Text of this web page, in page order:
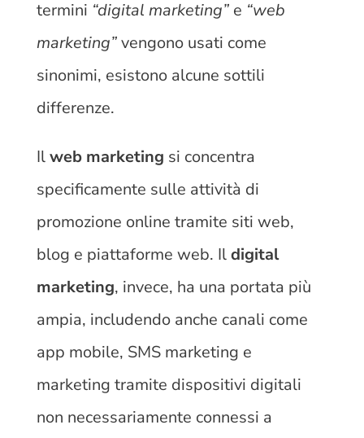
termini “digital marketing”e “web
marketing”vengono usati come
sinonimi, esistono alcune sottili
differenze.
Ilweb marketing si concentra
specificamente sulle attività di
promozione online tramite siti web,
blog e piattaforme web. Ildigital
marketing, invece, ha una portata più
ampia, includendo anche canali come
app mobile, SMS marketing e
marketing tramite dispositivi digitali
non necessariamente connessi a